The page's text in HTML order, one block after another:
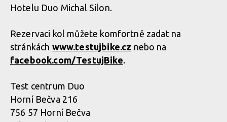
Hotelu Duo Michal Silon.
Rezervaci kol můžete komfortně zadat na
stránkách www.testujbike.cz nebo na
facebook.com/Tes­tujBike.
Test centrum Duo
Horní Bečva 216
756 57 Horní Bečva